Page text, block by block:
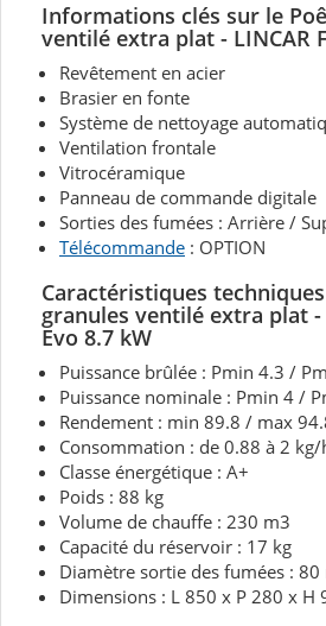
Informations clés sur le
ventilé extra plat - LINCAR
Revêtement en acier
Brasier en fonte
Système de nettoyage
Ventilation frontale
Vitrocéramique
Panneau de commande digitale
Sorties des fumées : Arrière /
Télécommande : OPTION
Caractéristiques
granules ventilé extra plat -
Evo 8.7 kW
Puissance brûlée : Pmin 4.3 /
Puissance nominale : Pmin 4 /
Rendement : min 89.8 / max
Consommation : de 0.88 à 2 kg/
Classe énergétique : A+
Poids : 88 kg
Volume de chauffe : 230 m3
Capacité du réservoir : 17 kg
Diamètre sortie des fumées : 80
Dimensions : L 850 x P 280 x H